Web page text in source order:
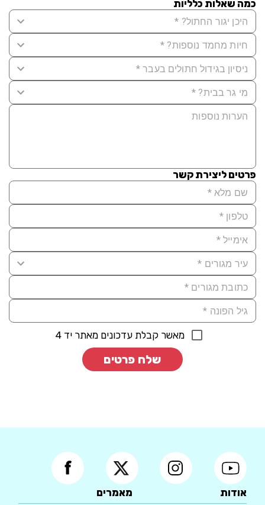
כמה שאלות כלליות
פרטים ליצירת קשר
מאשר קבלת עדכונים מאתר יד 4
שלח פרטים
אודות מאמרים